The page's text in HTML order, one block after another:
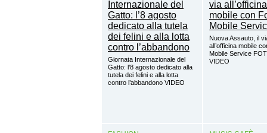
Giornata Internazionale del
Gatto: l’8 agosto dedicato alla
tutela dei felini e alla lotta
contro l’abbandono VIDEO
Nuova Assauto, il
all’officina mobile
Mobile Service
VIDEO